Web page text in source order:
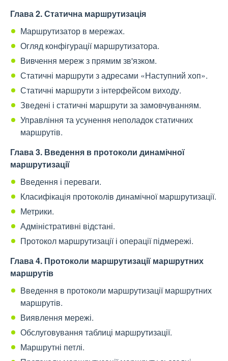
Глава 2. Статична маршрутизація
Маршрутизатор в мережах.
Огляд конфігурації маршрутизатора.
Вивчення мереж з прямим зв'язком.
Статичні маршрути з адресами «Наступний хоп».
Статичні маршрути з інтерфейсом виходу.
Зведені і статичні маршрути за замовчуванням.
Управління та усунення неполадок статичних
маршрутів.
Глава 3. Введення в протоколи динамічної
маршрутизації
Введення і переваги.
Класифікація протоколів динамічної маршрутизації.
Метрики.
Адміністративні відстані.
Протокол маршрутизації і операції підмережі.
Глава 4. Протоколи маршрутизації маршрутних
маршрутів
Введення в протоколи маршрутизації маршрутних
маршрутів.
Виявлення мережі.
Обслуговування таблиці маршрутизації.
Маршрутні петлі.